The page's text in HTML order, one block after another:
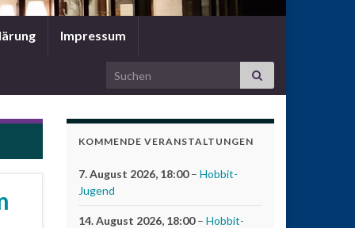
Impressum
Search for:
KOMMENDE VERANSTALTUNGEN
7. August 2026, 18:00– Hobbit-
Jugend
14. August 2026, 18:00– Hobbit-